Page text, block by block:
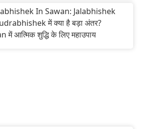
In Sawan: Jalabhishek
में क्या है बड़ा अंतर?
में आत्मिक शुद्धि के लिए महाउपाय